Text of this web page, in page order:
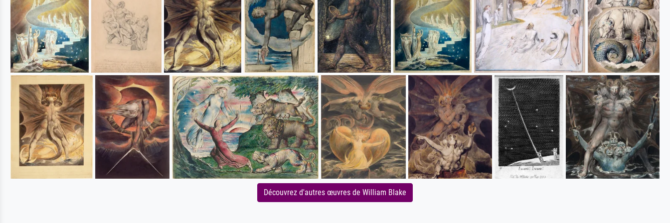
Découvrez d'autres œuvres de William Blake